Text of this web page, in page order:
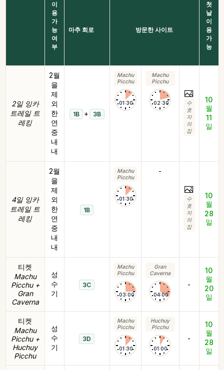
이
용
가
능
여
부
마추 회로 방문한 사이트
첫
날
이
용
가
능
2일 잉카
트레일 트
레킹
2월
을
제
외
한
연
중
내
내
1B + 3B
Machu
Picchu
01:30
Machu
Picchu
02:30
수
호
자
의
집
10
월
11
일
4일 잉카
트레일 트
레킹
2월
을
제
외
한
연
중
내
내
1B
Machu
Picchu
01:30
-
수
호
자
의
집
10
월
28
일
티켓
Machu
Picchu +
Gran
Caverna
성
수
기
3C
Machu
Picchu
03:00
Gran
Caverna
04:00
-
10
월
20
일
티켓
Machu
Picchu +
Huchuy
Picchu
성
수
기
3D
Machu
Picchu
01:30
Huchuy
Picchu
01:00
-
10
월
28
일